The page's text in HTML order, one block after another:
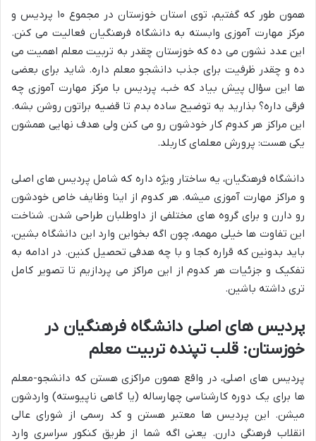
همون طور که گفتیم، توی استان خوزستان در مجموع ۱۰ پردیس و
مرکز مهارت آموزی وابسته به دانشگاه فرهنگیان فعالیت می کنن.
این عدد نشون می ده که خوزستان چقدر به تربیت معلم اهمیت می
ده و چقدر ظرفیت برای جذب دانشجو معلم داره. شاید برای بعضی
ها این سؤال پیش بیاد که خب، پردیس با مرکز مهارت آموزی چه
فرقی داره؟ بذارید یه توضیح ساده بدم تا قضیه براتون روشن بشه.
این مراکز هر کدوم کار خودشون رو می کنن ولی هدف نهایی همشون
یکی هست: پرورش معلمای کاربلد.
دانشگاه فرهنگیان، یه ساختار ویژه داره که شامل پردیس های اصلی
و مراکز مهارت آموزی میشه. هر کدوم از اینا وظایف خاص خودشون
رو دارن و برای گروه های مختلفی از داوطلبان طراحی شدن. شناخت
این تفاوت ها خیلی مهمه، چون اگه بخواین وارد این دانشگاه بشین،
باید بدونین که قراره کجا و با چه هدفی تحصیل کنین. در ادامه به
تفکیک و جزئیات هر کدوم از این مراکز می پردازیم تا تصویر کامل
تری داشته باشین.
پردیس های اصلی دانشگاه فرهنگیان در
خوزستان: قلب تپنده تربیت معلم
پردیس های اصلی، در واقع همون مراکزی هستن که دانشجو-معلم
ها برای یک دوره کارشناسی چهارساله (یا گاهی ناپیوسته) واردشون
میشن. این پردیس ها معتبر هستن و کد رسمی از شورای عالی
انقلاب فرهنگی دارن. یعنی اگه شما از طریق کنکور سراسری وارد